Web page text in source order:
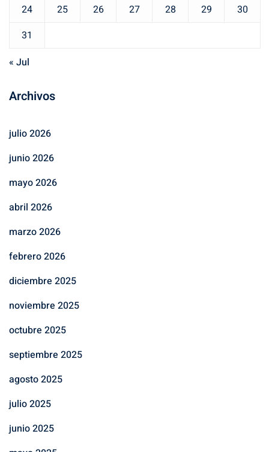
24 25 26 27 28 29
30
31
« Jul
Archivos
julio 2026
junio 2026
mayo 2026
abril 2026
marzo 2026
febrero 2026
diciembre 2025
noviembre 2025
octubre 2025
septiembre 2025
agosto 2025
julio 2025
junio 2025